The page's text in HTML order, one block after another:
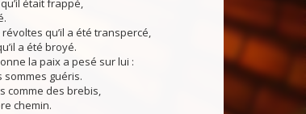
était frappé,
qu’il a été transpercé,
a été broyé.
la paix a pesé sur lui :
guéris.
comme des brebis,
chemin.